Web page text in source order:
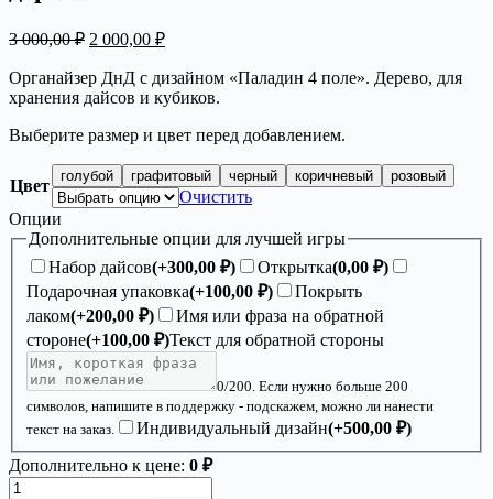
3 000,00₽ Первоначальная
составляла
3
2 000,00 ₽Текущая
2
000,00 ₽.
Органайзер ДнД с дизайном «Паладин 4 поле». Дерево, для
хранения дайсов и кубиков.
Выберите размер и цвет перед добавлением.
Цвет
голубой графитовый черный коричневый розовый
Очистить
Опции
Дополнительные опции для лучшей игры
Набор дайсов(+300,00 ₽) Открытка(0,00 ₽)
Подарочная упаковка(+100,00 ₽)
Покрыть
лаком(+200,00 ₽)
Имя или фраза на обратной
стороне(+100,00 ₽)Текст для обратной стороны
0/200. Если нужно больше 200
символов, напишите в поддержку - подскажем, можно ли нанести
текст на заказ.
Индивидуальный дизайн(+500,00 ₽)
Дополнительно к цене: 0 ₽
Количество